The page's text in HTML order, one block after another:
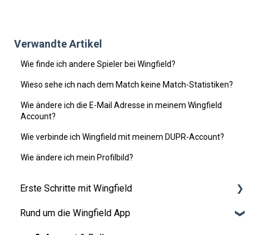
Verwandte Artikel
Wie finde ich andere Spieler bei Wingfield?
Wieso sehe ich nach dem Match keine Match-Statistiken?
Wie ändere ich die E-Mail Adresse in meinem Wingfield
Account?
Wie verbinde ich Wingfield mit meinem DUPR-Account?
Wie ändere ich mein Profilbild?
Erste Schritte mit Wingfield
Vor deiner ersten Session
Rund um die Wingfield App